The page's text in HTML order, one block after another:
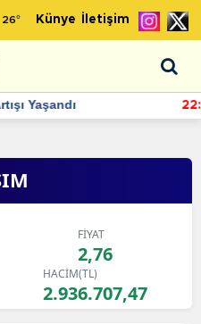
26° Künye İletişim
momentum devam ediyor
FİYAT
2,76
HACİM(TL)
2.936.707,47